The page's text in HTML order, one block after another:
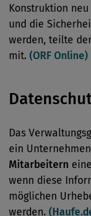
Konstruktion
und die
werden, teilte
mit. (ORF Online)
Das
ein Unternehmen
Mitarbeitern
wenn diese
möglichen
werden.